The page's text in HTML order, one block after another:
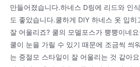
만들어졌습니다.하네스 D링에 리드와 인
도 좋았습니다.쿨하게 DIY 하네스 옷 입히
잘 어울리죠? 쿨의 모델포스가 뿡뿡이네
쿨이 눈을 가릴 수 있기 때문에 조금씩 씌
는 중절모 스타일이 잘 어울리는 것 같아